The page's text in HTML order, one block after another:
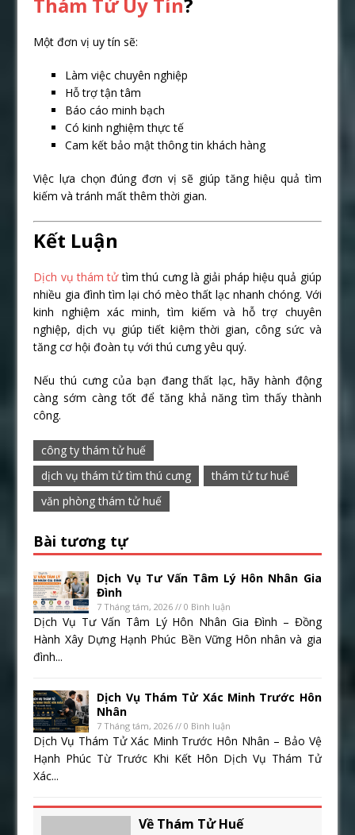
Thám Tử Uy Tín?
Một đơn vị uy tín sẽ:
Làm việc chuyên nghiệp
Hỗ trợ tận tâm
Báo cáo minh bạch
Có kinh nghiệm thực tế
Cam kết bảo mật thông tin khách hàng
Việc lựa chọn đúng đơn vị sẽ giúp tăng hiệu quả tìm
kiếm và tránh mất thêm thời gian.
Kết Luận
Dịch vụ thám tửtìm thú cưng là giải pháp hiệu quả giúp
nhiều gia đình tìm lại chó mèo thất lạc nhanh chóng. Với
kinh nghiệm xác minh, tìm kiếm và hỗ trợ chuyên
nghiệp, dịch vụ giúp tiết kiệm thời gian, công sức và
tăng cơ hội đoàn tụ với thú cưng yêu quý.
Nếu thú cưng của bạn đang thất lạc, hãy hành động
càng sớm càng tốt để tăng khả năng tìm thấy thành
công.
công ty thám tử huế
dịch vụ thám tử tìm thú cưng
thám tử tư huế
văn phòng thám tử huế
Bài tương tự
Dịch Vụ Tư Vấn Tâm Lý Hôn Nhân Gia
Đình
7 Tháng tám, 2026 // 0 Bình luận
Dịch Vụ Tư Vấn Tâm Lý Hôn Nhân Gia Đình – Đồng
Hành Xây Dựng Hạnh Phúc Bền Vững Hôn nhân và gia
đình...
Dịch Vụ Thám Tử Xác Minh Trước Hôn
Nhân
7 Tháng tám, 2026 // 0 Bình luận
Dịch Vụ Thám Tử Xác Minh Trước Hôn Nhân – Bảo Vệ
Hạnh Phúc Từ Trước Khi Kết Hôn Dịch Vụ Thám Tử
Xác...
Về Thám Tử Huế